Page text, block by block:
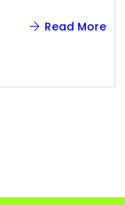
Read More